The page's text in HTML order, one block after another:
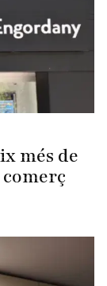
més de